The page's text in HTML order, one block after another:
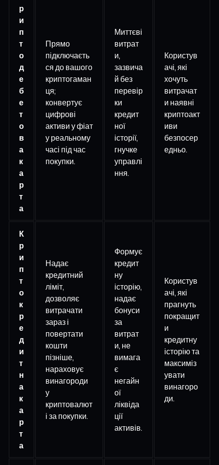
р
и
п
т
о
д
е
б
е
т
о
в
а
к
а
р
т
а
Прямо
підключаєть
ся до вашого
криптогаман
ця;
конвертує
цифрові
активи у фіат
у реальному
часі під час
покупки.
Миттєві
витрат
и,
зазвича
й без
перевір
ки
кредит
ної
історії,
гнучке
управлі
ння.
Користув
ачі, які
хочуть
витрачат
и наявні
криптоакт
иви
безпосер
едньо.
К
р
и
п
т
о
к
р
е
д
и
т
н
а
к
а
р
т
а
Надає
кредитний
ліміт,
дозволяє
витрачати
зараз і
повертати
кошти
пізніше,
нараховує
винагороди
у
криптовалют
і за покупки.
Формує
кредит
ну
історію,
надає
бонуси
за
витрат
и, не
вимага
є
негайн
ої
ліквіда
ції
активів.
Користув
ачі, які
прагнуть
покращит
и
кредитну
історію та
максиміз
увати
винагоро
ди.